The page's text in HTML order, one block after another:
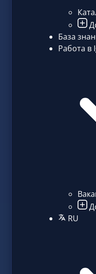
База
Работа в
RU